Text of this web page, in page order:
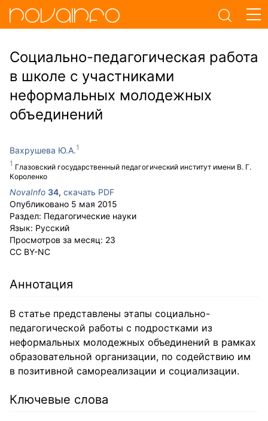
Социально-педагогическая работа
в школе с участниками
неформальных молодежных
объединений
Вахрушева Ю.А.
Глазовский государственный педагогический институт имени В. Г.
Короленко
NovaInfo 34, скачать PDF
Опубликовано 5 мая 2015
Раздел: Педагогические науки
Язык: Русский
Просмотров за месяц: 23
CC BY-NC
Аннотация
В статье представлены этапы социально-
педагогической работы с подростками из
неформальных молодежных объединений в рамках
образовательной организации, по содействию им
в позитивной самореализации и социализации.
Ключевые слова